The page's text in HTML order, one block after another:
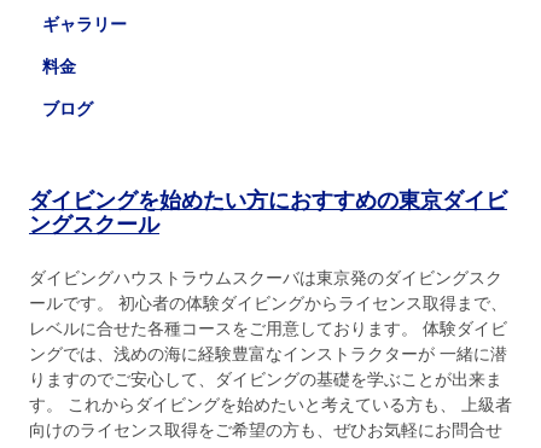
ギャラリー
料金
ブログ
ダイビングを始めたい方におすすめの東京ダイビ
ングスクール
ダイビングハウストラウムスクーバは東京発のダイビングスク
ールです。 初心者の体験ダイビングからライセンス取得まで、
レベルに合せた各種コースをご用意しております。 体験ダイビ
ングでは、浅めの海に経験豊富なインストラクターが 一緒に潜
りますのでご安心して、ダイビングの基礎を学ぶことが出来ま
す。 これからダイビングを始めたいと考えている方も、 上級者
向けのライセンス取得をご希望の方も、ぜひお気軽にお問合せ